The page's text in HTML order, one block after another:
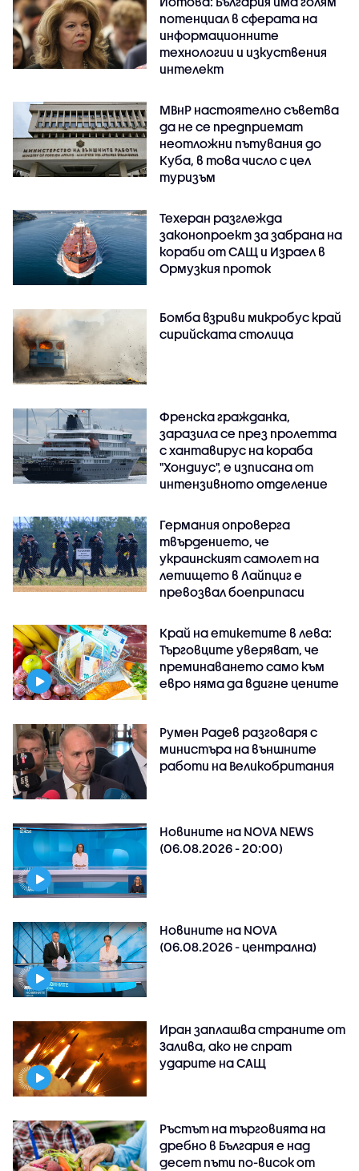
потенциал в сферата на
информационните
технологии и изкуствения
интелект
МВнР настоятелно съветва
да не се предприемат
неотложни пътувания до
Куба, в това число с цел
туризъм
Техеран разглежда
законопроект за забрана на
кораби от САЩ и Израел в
Ормузкия проток
Бомба взриви микробус край
сирийската столица
Френска гражданка,
заразила се през пролетта
с хантавирус на кораба
"Хондиус", е изписана от
интензивното отделение
Германия опроверга
твърдението, че
украинският самолет на
летището в Лайпциг е
превозвал боеприпаси
Край на етикетите в лева:
Търговците уверяват, че
преминаването само към
евро няма да вдигне цените
Румен Радев разговаря с
министъра на външните
работи на Великобритания
Новините на NOVA NEWS
(06.08.2026 - 20:00)
Новините на NOVA
(06.08.2026 - централна)
Иран заплашва страните от
Залива, ако не спрат
ударите на САЩ
Ръстът на търговията на
дребно в България е над
десет пъти по-висок от